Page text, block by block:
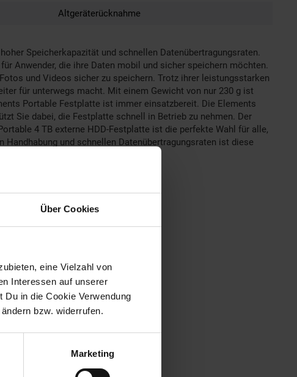
Über Cookies
eine Vielzahl von
Interessen auf unserer
Du in die Cookie Verwendung
ändern bzw. widerrufen.
Marketing
Altgeräterücknahme
Speicherkapazität und schnellen Datenübertragungsraten.
Anwender, die ihre Daten mobil und sicher speichern möchten.
und Videos sicher zu speichern. Trotz ihrer leistungsstarken
für unterwegs macht. Mit einem Gewicht von nur 230 g ist
Portable Festplatte ist immer einsatzbereit. Die Elements
Sie dabei, die Festplatte schnell in Betrieb zu nehmen. Der
4 TB externe HDD-Festplatte ist die perfekte Wahl für alle,
und schnellen Datenübertragungsraten ist diese